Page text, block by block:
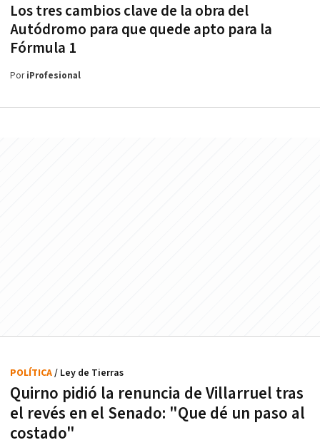
Los tres cambios clave de la obra del
Autódromo para que quede apto para la
Fórmula 1
PoriProfesional
Quirno pidió la renuncia de Villarruel tras
el revés en el Senado: "Que dé un paso al
costado"
POLÍTICA/ Ley de Tierras